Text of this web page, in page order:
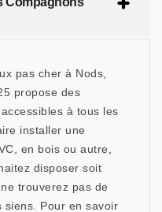
pas cher à Nods,
propose des
à tous les
installer une
en bois ou autre,
disposer soit
trouverez pas de
siens. Pour en savoir